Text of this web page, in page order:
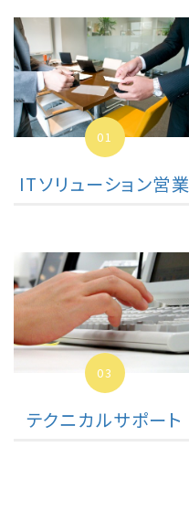
01
ITソリューション営業
03
テクニカルサポート